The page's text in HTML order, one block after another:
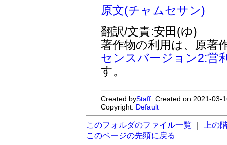
原文(チャムセサン)
翻訳/文責:安田(ゆ)
著作物の利用は、原著
センスバージョン2:営
す。
Created byStaff . Created on 2021-
Copyright: Default
このフォルダのファイル一覧
上の
このページの先頭に戻る